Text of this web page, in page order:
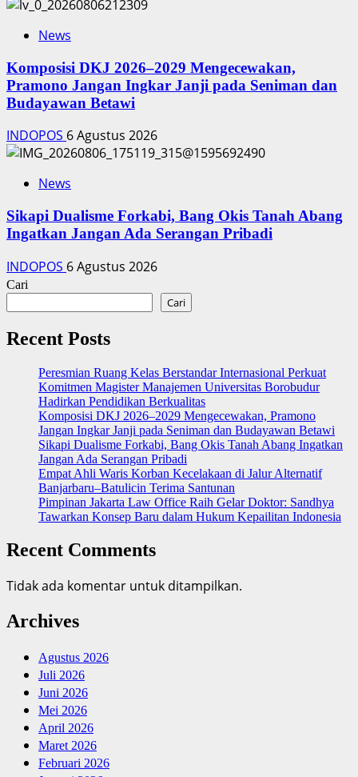
News
Komposisi DKJ 2026–2029 Mengecewakan,
Pramono Jangan Ingkar Janji pada Seniman dan
Budayawan Betawi
INDOPOS 6 Agustus 2026
News
Sikapi Dualisme Forkabi, Bang Okis Tanah Abang
Ingatkan Jangan Ada Serangan Pribadi
INDOPOS 6 Agustus 2026
Cari
Cari
Recent Posts
Peresmian Ruang Kelas Berstandar Internasional Perkuat
Komitmen Magister Manajemen Universitas Borobudur
Hadirkan Pendidikan Berkualitas
Komposisi DKJ 2026–2029 Mengecewakan, Pramono
Jangan Ingkar Janji pada Seniman dan Budayawan Betawi
Sikapi Dualisme Forkabi, Bang Okis Tanah Abang Ingatkan
Jangan Ada Serangan Pribadi
Empat Ahli Waris Korban Kecelakaan di Jalur Alternatif
Banjarbaru–Batulicin Terima Santunan
Pimpinan Jakarta Law Office Raih Gelar Doktor: Sandhya
Tawarkan Konsep Baru dalam Hukum Kepailitan Indonesia
Recent Comments
Tidak ada komentar untuk ditampilkan.
Archives
Agustus 2026
Juli 2026
Juni 2026
Mei 2026
April 2026
Maret 2026
Februari 2026